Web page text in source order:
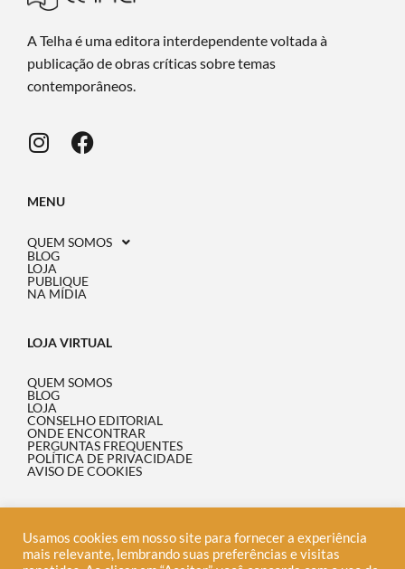
A Telha é uma editora interdependente voltada à
publicação de obras críticas sobre temas
contemporâneos.
MENU
QUEM SOMOS
BLOG
LOJA
PUBLIQUE
NA MÍDIA
LOJA VIRTUAL
QUEM SOMOS
BLOG
LOJA
CONSELHO EDITORIAL
ONDE ENCONTRAR
PERGUNTAS FREQUENTES
POLÍTICA DE PRIVACIDADE
AVISO DE COOKIES
34.062.758/0001-76
Usamos cookies em nosso site para fornecer a experiência
mais relevante, lembrando suas preferências e visitas